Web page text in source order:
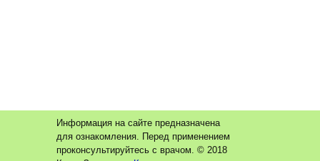
Информация на сайте предназначена
для ознакомления. Перед применением
проконсультируйтесь с врачом. © 2018